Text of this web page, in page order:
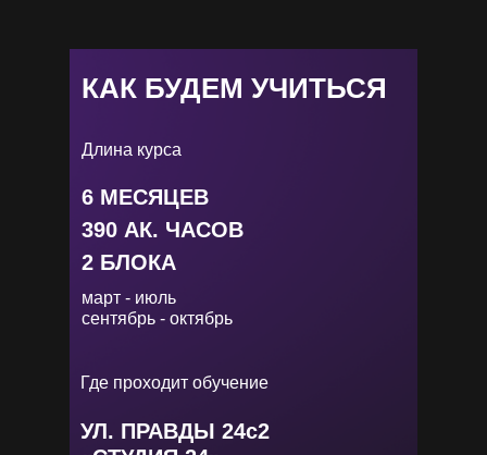
КАК БУДЕМ УЧИТЬСЯ
март - июль
сентябрь - октябрь
Длина курса
6 МЕСЯЦЕВ
390 АК. ЧАСОВ
2 БЛОКА
Где проходит обучение
УЛ. ПРАВДЫ 24с2